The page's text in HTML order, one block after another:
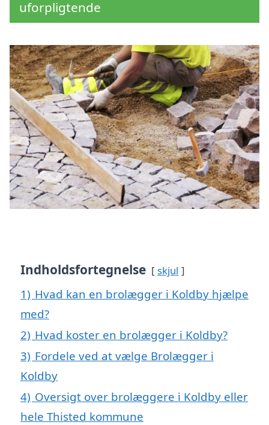
uforpligtende
Indholdsfortegnelse skjul
1) Hvad kan en brolægger i Koldby hjælpe
med?
2) Hvad koster en brolægger i Koldby?
3) Fordele ved at vælge Brolægger i
Koldby
4) Oversigt over brolæggere i Koldby eller
hele Thisted kommune